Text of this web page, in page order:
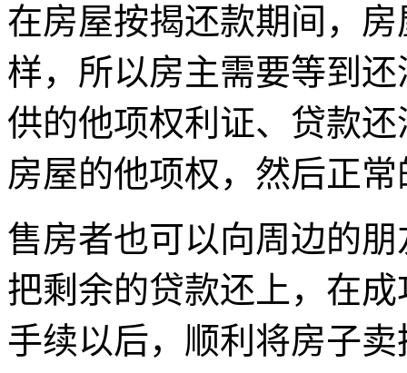
在房屋按揭还款期间，
样，所以房主需要等到
供的他项权利证、贷款
房屋的他项权，然后正
售房者也可以向周边的
把剩余的贷款还上，在
手续以后，顺利将房子